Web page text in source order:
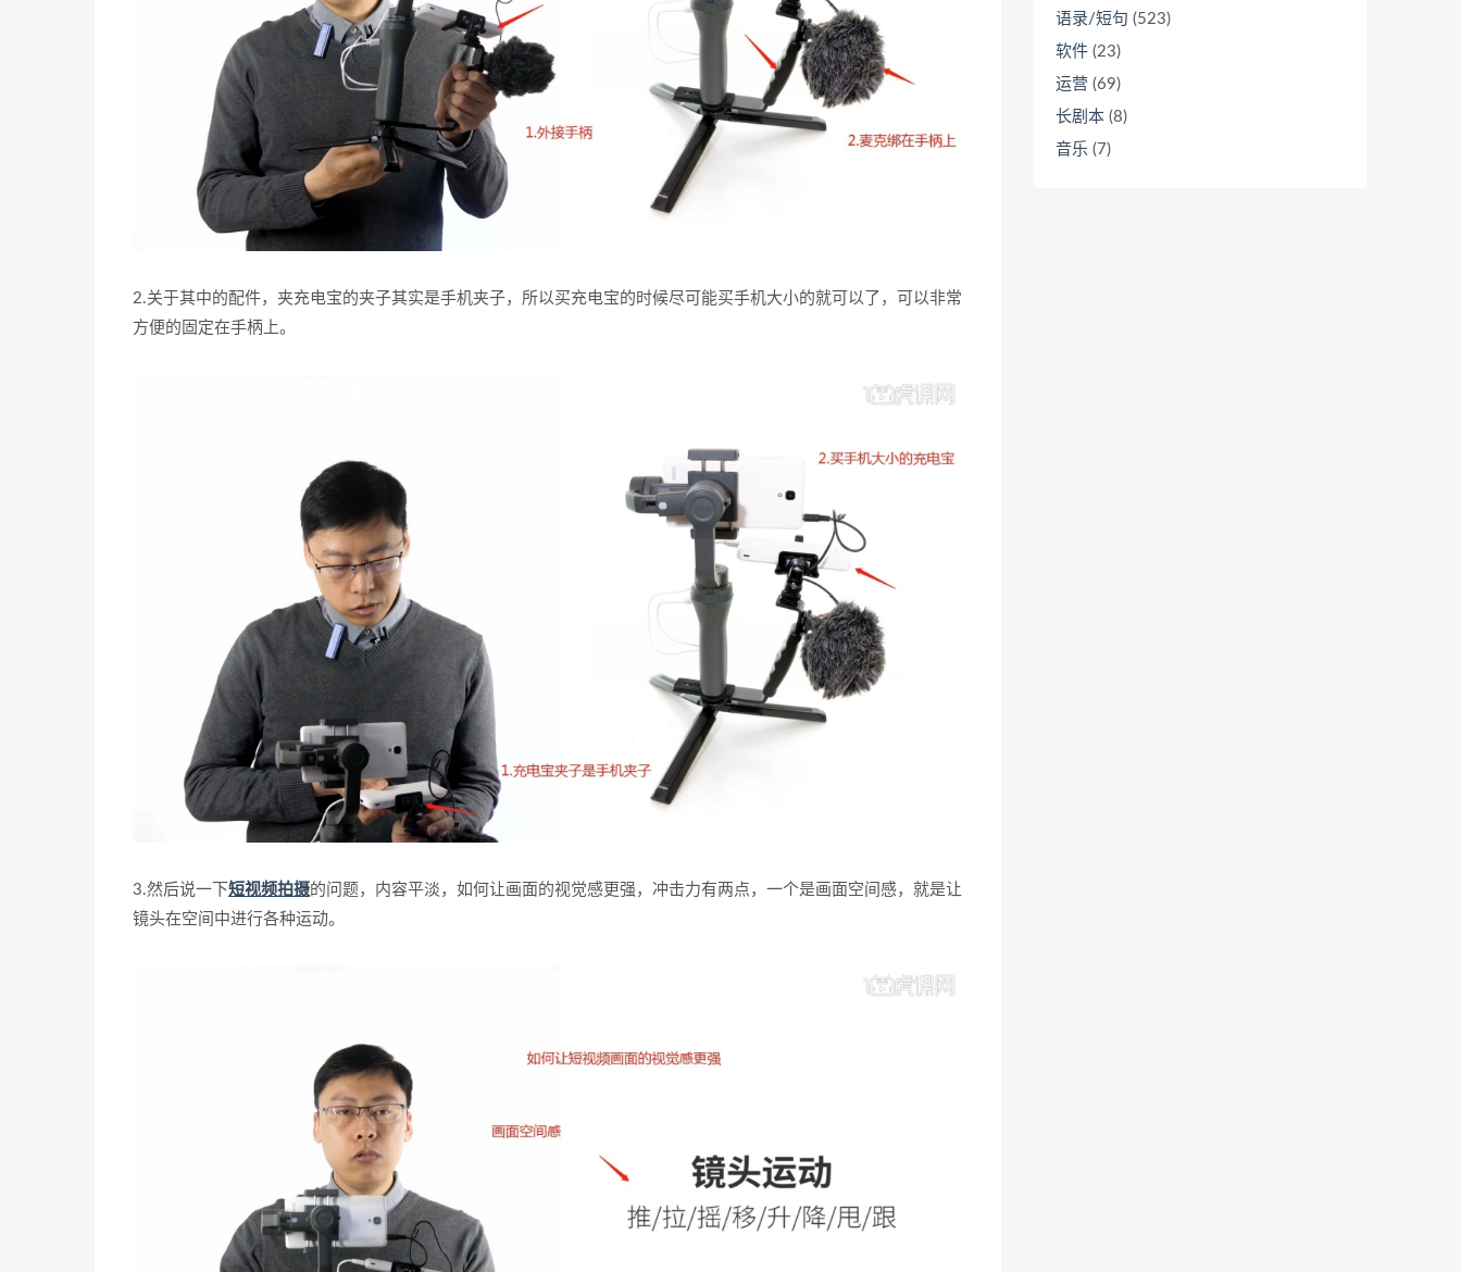
2.关于其中的配件，夹充电宝的夹子其实是手机夹子，所以买充电宝的时候尽可能买手机大小的就可以了，可以非常
方便的固定在手柄上。
3.然后说一下短视频拍摄的问题，内容平淡，如何让画面的视觉感更强，冲击力有两点，一个是画面空间感，就是让
镜头在空间中进行各种运动。
语录/短句 (523)
软件 (23)
运营 (69)
长剧本 (8)
音乐 (7)